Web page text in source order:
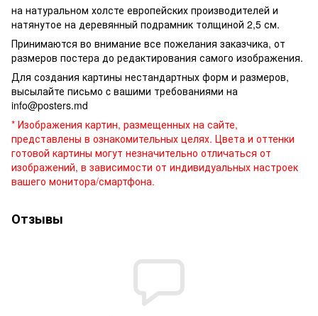
на натуральном холсте европейских производителей и
натянутое на деревянный подрамник толщиной 2,5 см.
Принимаются во внимание все пожелания заказчика, от
размеров постера до редактирования самого изображения.
Для создания картины нестандартных форм и размеров,
высылайте письмо c вашими требованиями на
info@posters.md
* Изображения картин, размещенных на сайте,
представлены в ознакомительных целях. Цвета и оттенки
готовой картины могут незначительно отличаться от
изображений, в зависимости от индивидуальных настроек
вашего монитора/смартфона.
Отзывы